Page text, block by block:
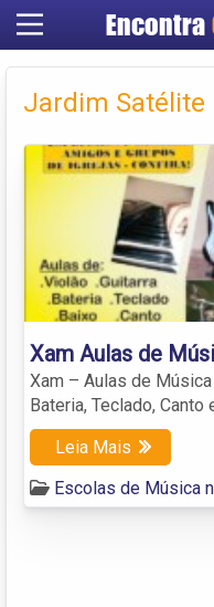
Encontra
Jardim Satélite
Xam Aulas de
Xam – Aulas de
Bateria, Teclado, Canto
Leia Mais
Escolas de Música